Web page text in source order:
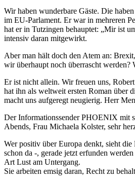
Wir haben wunderbare Gäste. Die
im EU-Parlament. Er war in mehreren
hat er in Tutzingen behauptet: „Mir ist
intensiv daran mitgewirkt.
Aber man hält doch den Atem an:
wir überhaupt noch überrascht
Er ist nicht allein. Wir freuen uns,
hat ihn als weltweit ersten Roman über
macht uns aufgeregt neugierig. Herr
Der Informationssender PHOENIX mit
Abends, Frau Michaela Kolster, sehr
Wer positiv über Europa denkt, sieht
schon da -, gerade jetzt erfunden
Art Lust am Untergang.
Sie arbeiten emsig daran, Recht zu